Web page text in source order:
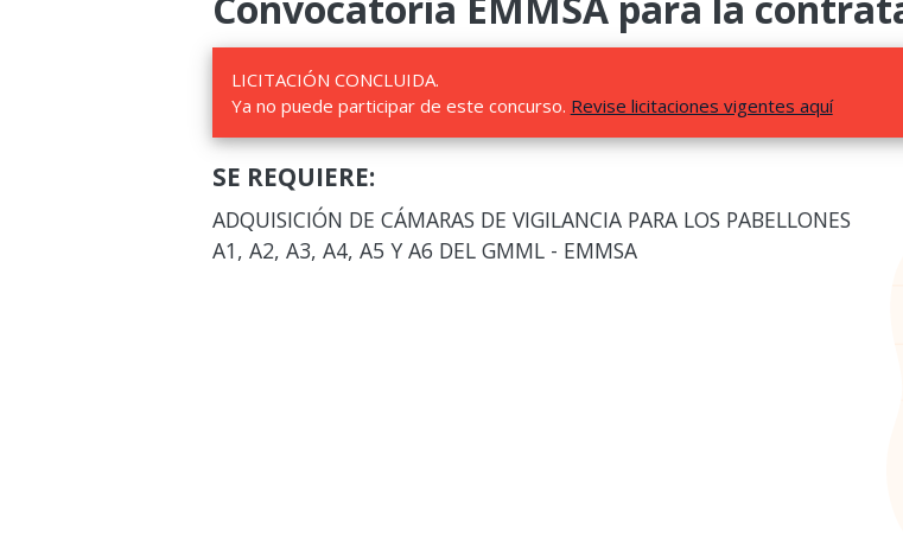
LICITACIÓN CONCLUIDA.
Ya no puede participar de este concurso. Revise licitaciones vigentes aquí
SE REQUIERE:
ADQUISICIÓN DE CÁMARAS DE VIGILANCIA PARA LOS PABELLONES
A1, A2, A3, A4, A5 Y A6 DEL GMML - EMMSA